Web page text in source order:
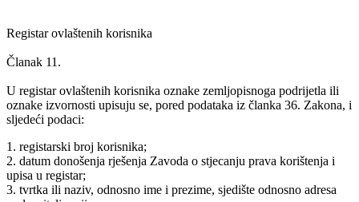
Registar ovlaštenih korisnika
Članak 11.
U registar ovlaštenih korisnika oznake zemljopisnoga podrijetla ili
oznake izvornosti upisuju se, pored podataka iz članka 36. Zakona, i
sljedeći podaci:
1. registarski broj korisnika;
2. datum donošenja rješenja Zavoda o stjecanju prava korištenja i
upisa u registar;
3. tvrtka ili naziv, odnosno ime i prezime, sjedište odnosno adresa